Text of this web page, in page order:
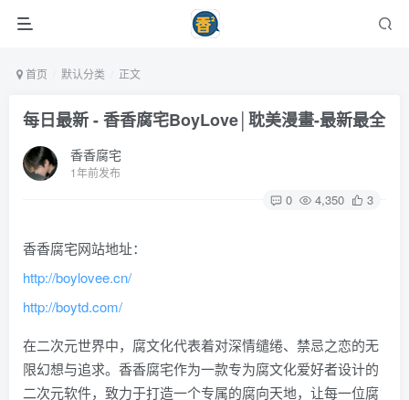
首页 默认分类 正文
每日最新 - 香香腐宅BoyLove│耽美漫畫-最新最全
香香腐宅
1年前发布
0 4,350 3
香香腐宅网站地址：
http://boylovee.cn/
http://boytd.com/
在二次元世界中，腐文化代表着对深情缱绻、禁忌之恋的无
限幻想与追求。香香腐宅作为一款专为腐文化爱好者设计的
二次元软件，致力于打造一个专属的腐向天地，让每一位腐